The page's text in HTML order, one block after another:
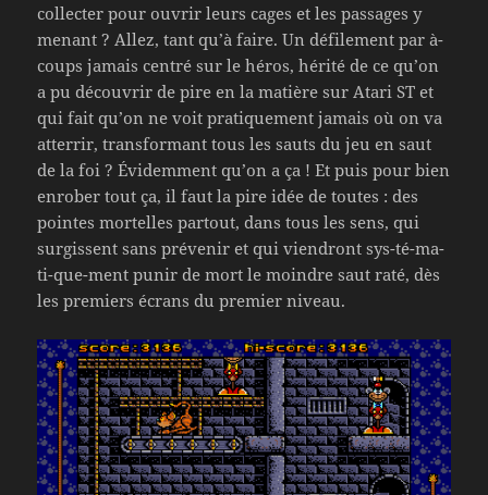
collecter pour ouvrir leurs cages et les passages y
menant ? Allez, tant qu’à faire. Un défilement par à-
coups jamais centré sur le héros, hérité de ce qu’on
a pu découvrir de pire en la matière sur Atari ST et
qui fait qu’on ne voit pratiquement jamais où on va
atterrir, transformant tous les sauts du jeu en saut
de la foi ? Évidemment qu’on a ça ! Et puis pour bien
enrober tout ça, il faut la pire idée de toutes : des
pointes mortelles partout, dans tous les sens, qui
surgissent sans prévenir et qui viendront sys-té-ma-
ti-que-ment punir de mort le moindre saut raté, dès
les premiers écrans du premier niveau.